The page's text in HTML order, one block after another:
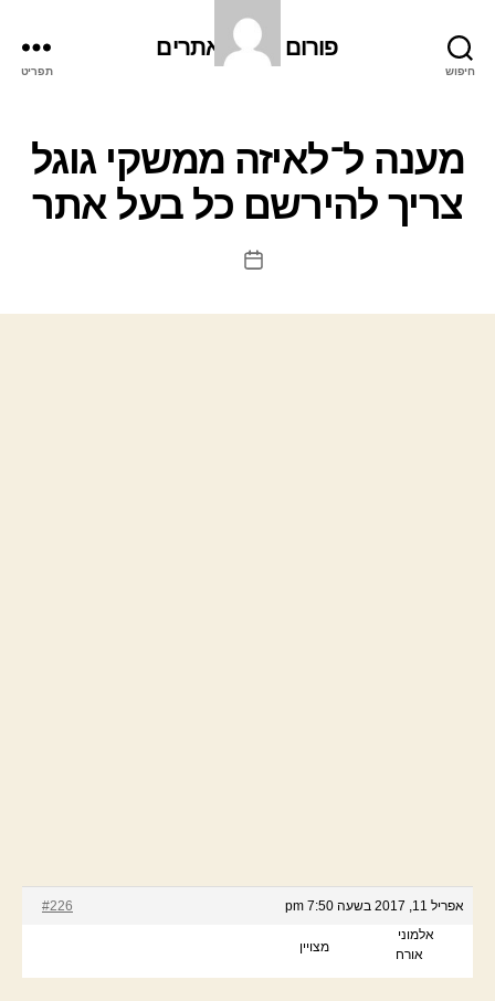
חיפוש
פורום קידום אתרים
תפריט
מענה ל־לאיזה ממשקי גוגל
צריך להירשם כל בעל אתר
תאריך
אפריל 11, 2017 בשעה 7:50 pm
#226
אלמוני
אורח
מצויין